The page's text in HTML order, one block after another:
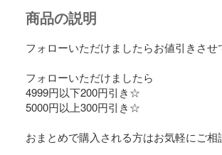
商品の説明
フォローいただけましたらお値引きさせ
フォローいただけましたら
4999円以下200円引き☆
5000円以上300円引き☆
おまとめで購入される方はお気軽にご相